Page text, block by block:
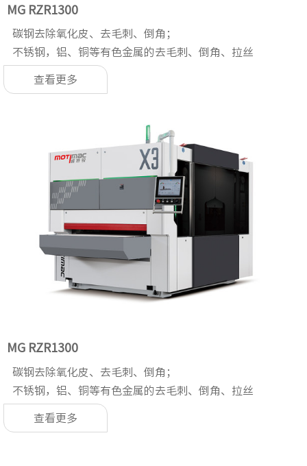
MG RZR1300
碳钢去除氧化皮、去毛刺、倒角；
不锈钢，铝、铜等有色金属的去毛刺、倒角、拉丝
查看更多
MG RZR1300
碳钢去除氧化皮、去毛刺、倒角；
不锈钢，铝、铜等有色金属的去毛刺、倒角、拉丝
查看更多